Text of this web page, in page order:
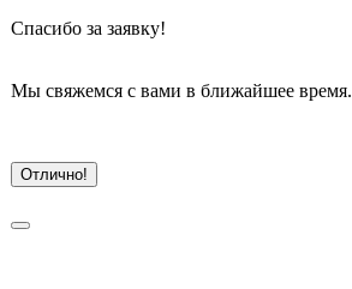
Спасибо за заявку!
Мы свяжемся с вами в ближайшее время.
Отлично!